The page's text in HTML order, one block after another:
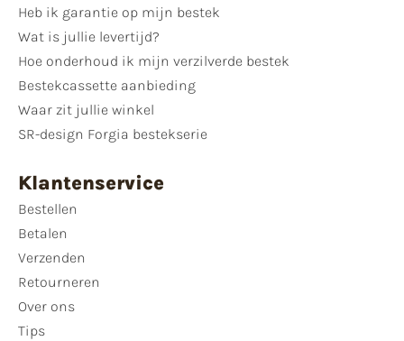
Heb ik garantie op mijn bestek
Wat is jullie levertijd?
Hoe onderhoud ik mijn verzilverde bestek
Bestekcassette aanbieding
Waar zit jullie winkel
SR-design Forgia bestekserie
Klantenservice
Bestellen
Betalen
Verzenden
Retourneren
Over ons
Tips